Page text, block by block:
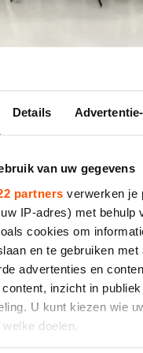
Details
van uw gegevens
partners verwerken je
IP-adres) met behulp
cookies om
en te gebruiken met
advertenties en
inzicht in
U kunt kiezen wie
doelen.
Wadro verbindt
aan het shorttrack
Noord shorttrack).
hoofdsponsor. Bart
"Ons bedrijf staat
doen waar je goed in
en kwaliteit,
afspraken. Dit zien wij
shorttrack (voormalig
dat zich primair